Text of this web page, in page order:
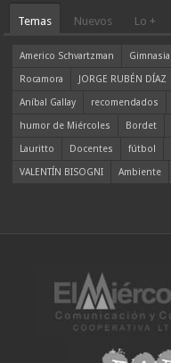
Temas Nuevos Lo +
Americo Schvartzman Gimnasia
Rocamora
JORGE RUBÉN DÍAZ
Aníbal Gallay
recomendados
humor de Miércoles
Bordet
Lauritto
Docentes fútbol
VALENTÍN BISOGNI
Ambiente